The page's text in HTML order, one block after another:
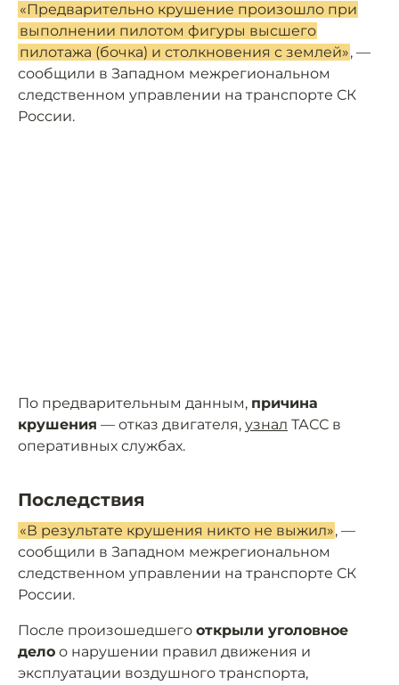
«Предварительно крушение произошло при
выполнении пилотом фигуры высшего
пилотажа (бочка) и столкновения с землей», —
сообщили в Западном межрегиональном
следственном управлении на транспорте СК
России.
По предварительным данным, причина
крушения — отказ двигателя, узнал ТАСС в
оперативных службах.
Последствия
«В результате крушения никто не выжил», —
сообщили в Западном межрегиональном
следственном управлении на транспорте СК
России.
После произошедшего открыли уголовное
дело о нарушении правил движения и
эксплуатации воздушного транспорта,